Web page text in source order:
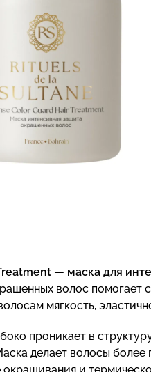
— маска для
волос помогает
мягкость,
проникает в
делает волосы